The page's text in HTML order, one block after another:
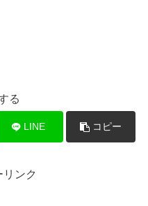
る
LINE コピー
リンク